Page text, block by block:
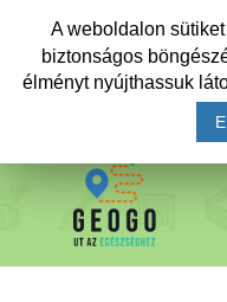
A weboldalon
biztonságos
élményt nyújthassuk